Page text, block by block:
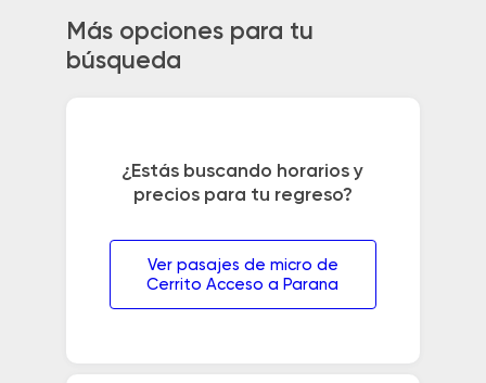
Más opciones para tu
búsqueda
¿Estás buscando horarios y
precios para tu regreso?
Ver pasajes de micro de
Cerrito Acceso a Parana